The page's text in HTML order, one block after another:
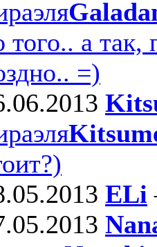
того.. а
=)
ELi